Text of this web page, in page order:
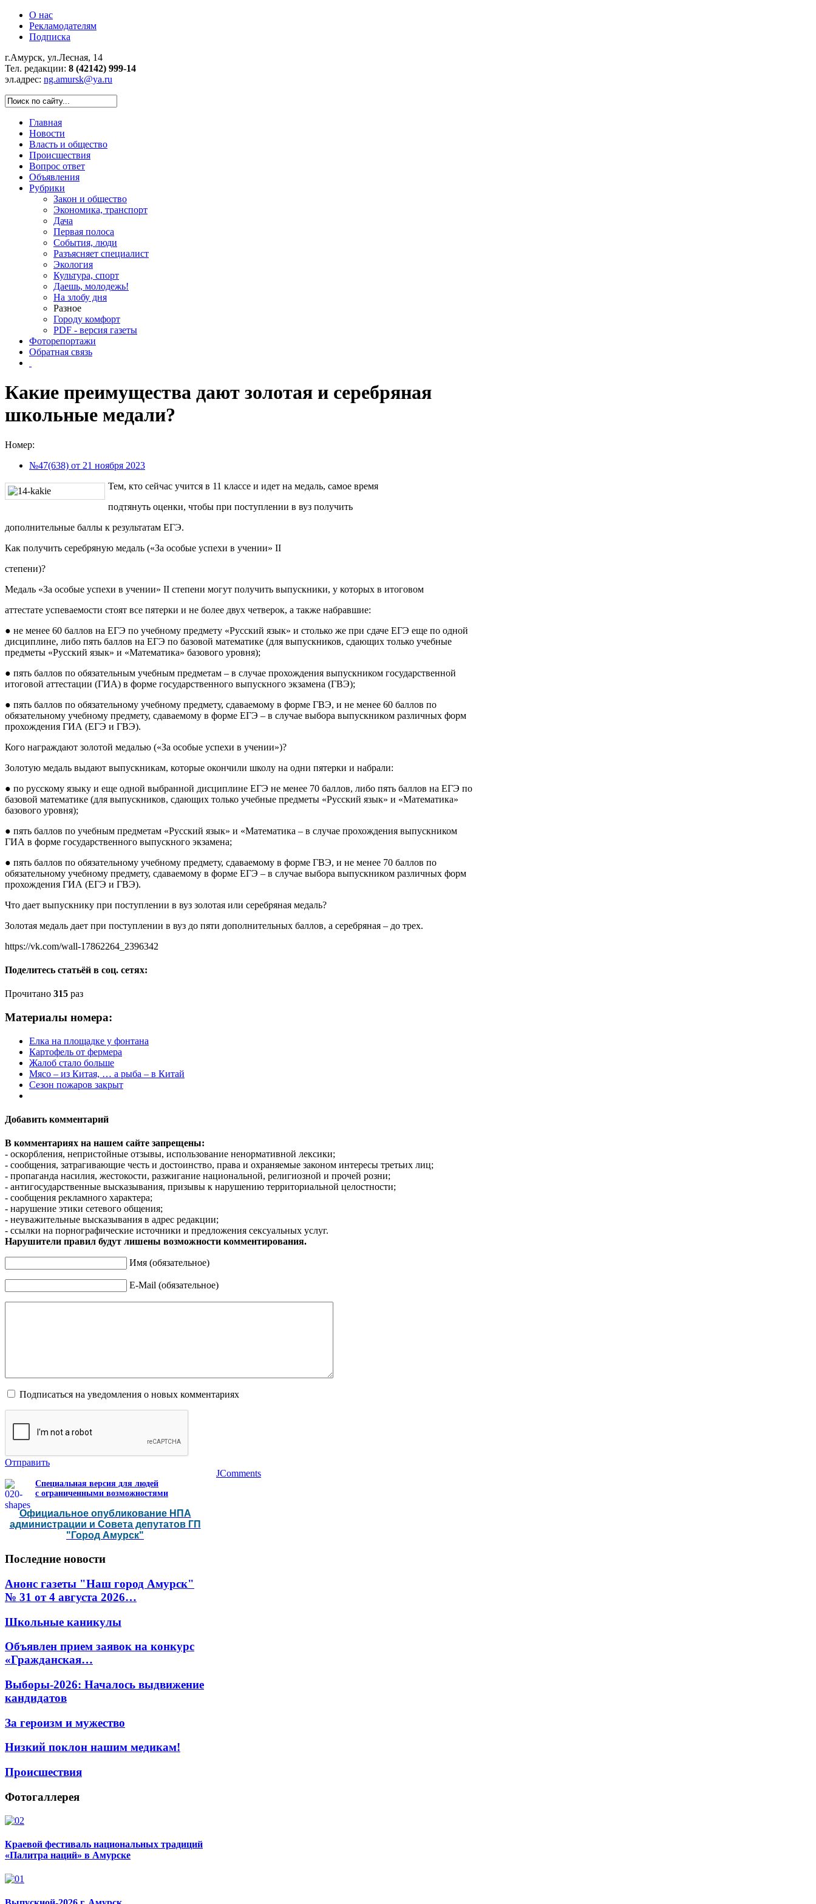
О нас
Рекламодателям
Подписка
г.Амурск, ул.Лесная, 14
Тел. редакции: 8 (42142) 999-14
эл.адрес: ng.amursk@ya.ru
Главная
Новости
Власть и общество
Происшествия
Вопрос ответ
Объявления
Рубрики
Закон и общество
Экономика, транспорт
Дача
Первая полоса
События, люди
Разъясняет специалист
Экология
Культура, спорт
Даешь, молодежь!
На злобу дня
Разное
Городу комфорт
PDF - версия газеты
Фоторепортажи
Обратная связь
Какие преимущества дают золотая и серебряная
школьные медали?
Номер:
№47(638) от 21 ноября 2023
Тем, кто сейчас учится в 11 классе и идет на медаль, самое время
подтянуть оценки, чтобы при поступлении в вуз получить
дополнительные баллы к результатам ЕГЭ.
Как получить серебряную медаль («За особые успехи в учении» II
степени)?
Медаль «За особые успехи в учении» II степени могут получить выпускники, у которых в итоговом
аттестате успеваемости стоят все пятерки и не более двух четверок, а также набравшие:
● не менее 60 баллов на ЕГЭ по учебному предмету «Русский язык» и столько же при сдаче ЕГЭ еще по одной
дисциплине, либо пять баллов на ЕГЭ по базовой математике (для выпускников, сдающих только учебные
предметы «Русский язык» и «Математика» базового уровня);
● пять баллов по обязательным учебным предметам – в случае прохождения выпускником государственной
итоговой аттестации (ГИА) в форме государственного выпускного экзамена (ГВЭ);
● пять баллов по обязательному учебному предмету, сдаваемому в форме ГВЭ, и не менее 60 баллов по
обязательному учебному предмету, сдаваемому в форме ЕГЭ – в случае выбора выпускником различных форм
прохождения ГИА (ЕГЭ и ГВЭ).
Кого награждают золотой медалью («За особые успехи в учении»)?
Золотую медаль выдают выпускникам, которые окончили школу на одни пятерки и набрали:
● по русскому языку и еще одной выбранной дисциплине ЕГЭ не менее 70 баллов, либо пять баллов на ЕГЭ по
базовой математике (для выпускников, сдающих только учебные предметы «Русский язык» и «Математика»
базового уровня);
● пять баллов по учебным предметам «Русский язык» и «Математика – в случае прохождения выпускником
ГИА в форме государственного выпускного экзамена;
● пять баллов по обязательному учебному предмету, сдаваемому в форме ГВЭ, и не менее 70 баллов по
обязательному учебному предмету, сдаваемому в форме ЕГЭ – в случае выбора выпускником различных форм
прохождения ГИА (ЕГЭ и ГВЭ).
Что дает выпускнику при поступлении в вуз золотая или серебряная медаль?
Золотая медаль дает при поступлении в вуз до пяти дополнительных баллов, а серебряная – до трех.
https://vk.com/wall-17862264_2396342
Поделитесь статьёй в соц. сетях:
Прочитано 315 раз
Материалы номера:
Елка на площадке у фонтана
Картофель от фермера
Жалоб стало больше
Мясо – из Китая, … а рыба – в Китай
Сезон пожаров закрыт
Добавить комментарий
В комментариях на нашем сайте запрещены:
- оскорбления, непристойные отзывы, использование ненормативной лексики;
- сообщения, затрагивающие честь и достоинство, права и охраняемые законом интересы третьих лиц;
- пропаганда насилия, жестокости, разжигание национальной, религиозной и прочей розни;
- антигосударственные высказывания, призывы к нарушению территориальной целостности;
- сообщения рекламного характера;
- нарушение этики сетевого общения;
- неуважительные высказывания в адрес редакции;
- ссылки на порнографические источники и предложения сексуальных услуг.
Нарушители правил будут лишены возможности комментирования.
Имя (обязательное)
E-Mail (обязательное)
Подписаться на уведомления о новых комментариях
Отправить
JComments
Специальная версия для людей
с ограниченными возможностями
Официальное опубликование НПА
администрации и Совета депутатов ГП
"Город Амурск"
Последние новости
Анонс газеты "Наш город Амурск"
№ 31 от 4 августа 2026…
Школьные каникулы
Объявлен прием заявок на конкурс
«Гражданская…
Выборы-2026: Началось выдвижение
кандидатов
За героизм и мужество
Низкий поклон нашим медикам!
Происшествия
Фотогаллерея
Краевой фестиваль национальных традиций
«Палитра наций» в Амурске